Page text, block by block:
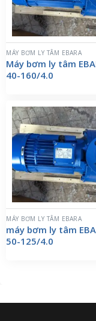
MÁY BƠM LY TÂM EBARA
Máy bơm ly tâm
40-160/4.0
MÁY BƠM LY TÂM EBARA
máy bơm ly tâm
50-125/4.0